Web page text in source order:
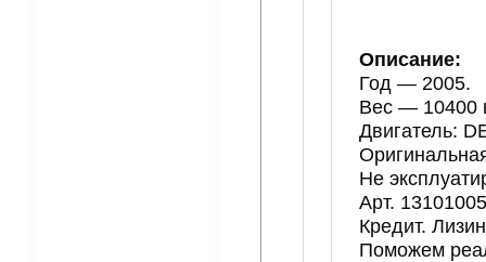
Описание:
Год — 2005.
Вес — 10400
Двигатель:
Не
Арт.
Кредит.
Поможем